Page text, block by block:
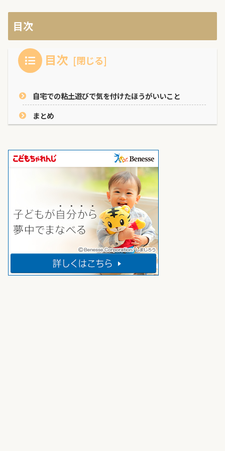
目次
目次
自宅での粘土遊びで気を付けたほうがいいこと
まとめ